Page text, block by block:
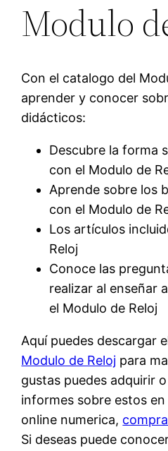
Modulo
Con el catalogo del
aprender y conocer
didácticos:
Descubre la forma
con el Modulo de
Aprende sobre los
con el Modulo de
Los artículos
Reloj
Conoce las
realizar al enseñar
el Modulo de Reloj
Aquí puedes descargar
Modulo de Reloj para
gustas puedes adquirir
informes sobre estos
online numerica,
Si deseas puede